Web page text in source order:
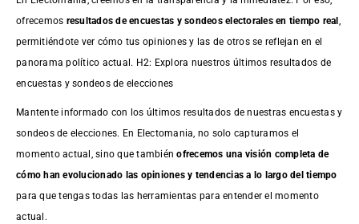
ofrecemos resultados deencuestas y sondeos electorales en tiempo real
permitiéndote ver cómo tus opiniones y las de otros se reflejan en el
panorama político actual. H2: Explora nuestros últimos resultados de
encuestas y sondeos de elecciones
Mantente informado con los últimos resultados de nuestras encuestasy
sondeos de elecciones. En Electomania, no solo capturamos el
momento actual, sino que tambiénofrecemos una visión completa de
cómo han evolucionado las opiniones y tendencias a lo largo del tiempo
para que tengas todas las herramientas para entender el momento
actual.